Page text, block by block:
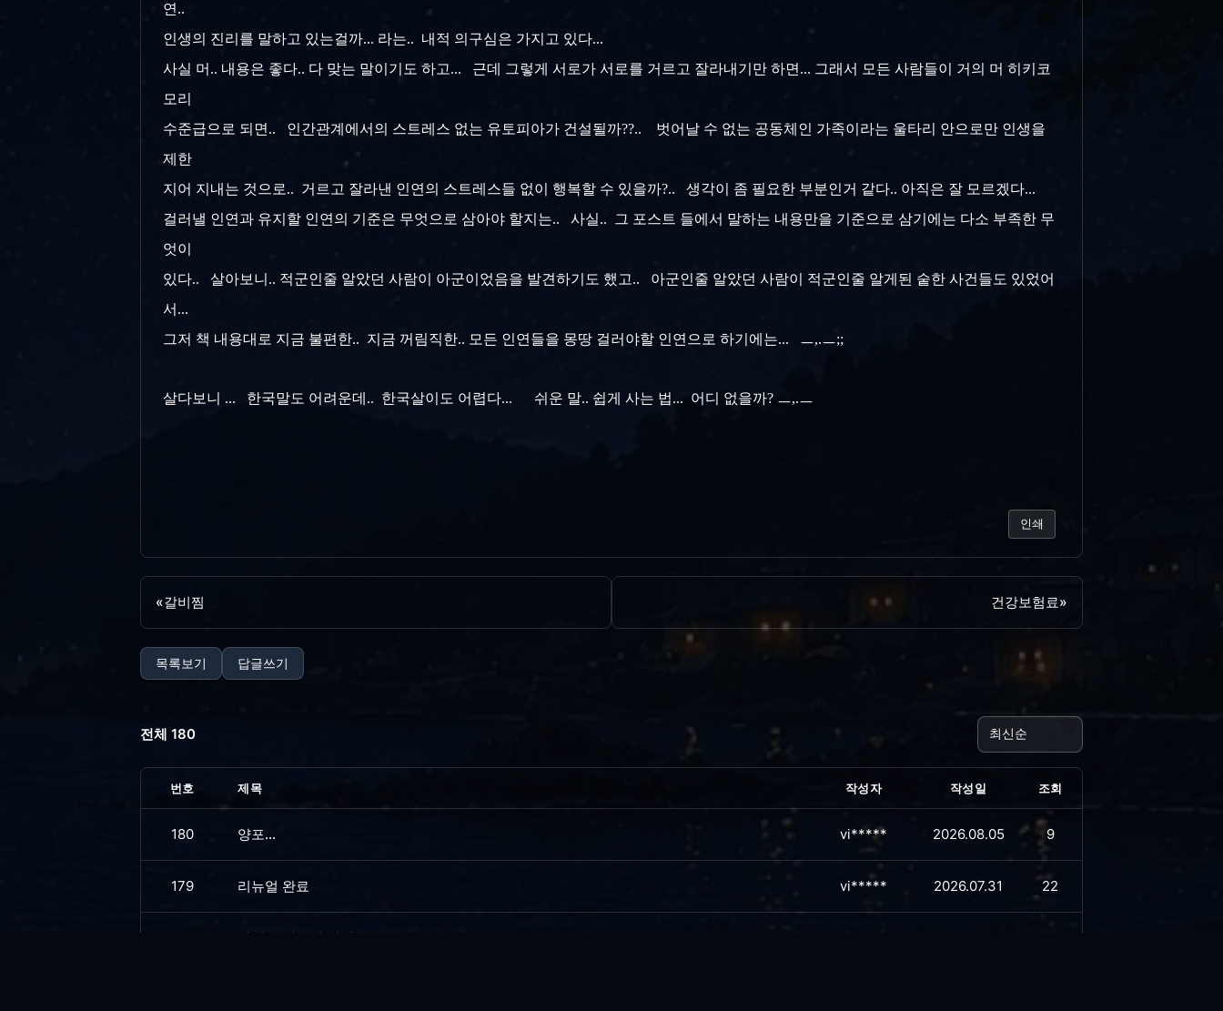
연..
인생의 진리를 말하고 있는걸까... 라는.. 내적 의구심은 가지고 있다...
사실 머.. 내용은 좋다.. 다 맞는 말이기도 하고... 근데 그렇게 서로가 서로를 거르고 잘라내기만 하면... 그래서 모든 사람들이 거의 머 히키코
모리
수준급으로 되면.. 인간관계에서의 스트레스 없는 유토피아가 건설될까??.. 벗어날 수 없는 공동체인 가족이라는 울타리 안으로만 인생을
제한
지어 지내는 것으로.. 거르고 잘라낸 인연의 스트레스들 없이 행복할 수 있을까?.. 생각이 좀 필요한 부분인거 같다.. 아직은 잘 모르겠다...
걸러낼 인연과 유지할 인연의 기준은 무엇으로 삼아야 할지는.. 사실.. 그 포스트 들에서 말하는 내용만을 기준으로 삼기에는 다소 부족한 무
엇이
있다.. 살아보니.. 적군인줄 알았던 사람이 아군이었음을 발견하기도 했고.. 아군인줄 알았던 사람이 적군인줄 알게된 숱한 사건들도 있었어
서...
그저 책 내용대로 지금 불편한.. 지금 꺼림직한.. 모든 인연들을 몽땅 걸러야할 인연으로 하기에는... ㅡ,.ㅡ;;
살다보니 ... 한국말도 어려운데.. 한국살이도 어렵다... 쉬운 말.. 쉽게 사는 법... 어디 없을까? ㅡ,.ㅡ
인쇄
«갈비찜 건강보험료»
목록보기 답글쓰기
전체 180
번호 제목 작성자 작성일 조회
180 양포... vi***** 2026.08.05 9
179 리뉴얼 완료 vi***** 2026.07.31 22
사이트 리뉴얼 작업.. vi*****